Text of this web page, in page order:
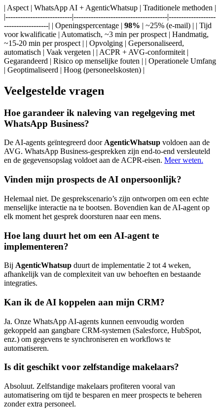
| Aspect | WhatsApp AI + AgenticWhatsup | Traditionele methoden |
|---------------------------|--------------------------------------|-------------------
------------------| | Openingspercentage | 98% | ~25% (e-mail) | | Tijd
voor kwalificatie | Automatisch, ~3 min per prospect | Handmatig,
~15-20 min per prospect | | Opvolging | Gepersonaliseerd,
automatisch | Vaak vergeten | | ACPR + AVG-conformiteit |
Gegarandeerd | Risico op menselijke fouten | | Operationele Umfang
| Geoptimaliseerd | Hoog (personeelskosten) |
Veelgestelde vragen
Hoe garandeer ik naleving van regelgeving met
WhatsApp Business?
De AI-agents geïntegreerd doorAgenticWhatsup voldoen aan de
AVG. WhatsApp Business-gesprekken zijn end-to-end versleuteld
en de gegevensopslag voldoet aan de ACPR-eisen. Meer weten.
Vinden mijn prospects de AI onpersoonlijk?
Helemaal niet. De gesprekscenario’s zijn ontworpen om een echte
menselijke interactie na te bootsen. Bovendien kan de AI-agent op
elk moment het gesprek doorsturen naar een mens.
Hoe lang duurt het om een AI-agent te
implementeren?
Bij AgenticWhatsup duurt de implementatie 2 tot 4 weken,
afhankelijk van de complexiteit van uw behoeften en bestaande
integraties.
Kan ik de AI koppelen aan mijn CRM?
Ja. Onze WhatsApp AI-agents kunnen eenvoudig worden
gekoppeld aan gangbare CRM-systemen (Salesforce, HubSpot,
enz.) om gegevens te synchroniseren en workflows te
automatiseren.
Is dit geschikt voor zelfstandige makelaars?
Absoluut. Zelfstandige makelaars profiteren vooral van
automatisering om tijd te besparen en meer prospects te beheren
zonder extra personeel.